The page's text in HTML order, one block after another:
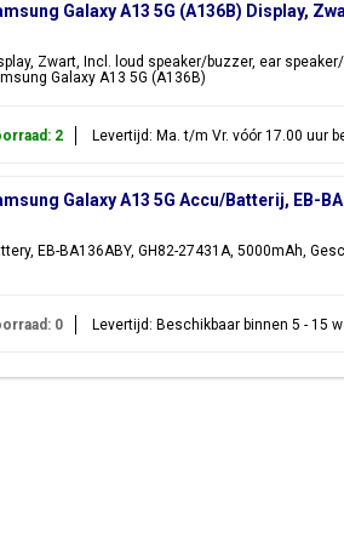
Galaxy A13 5G (A136B) Display,
Zwart, Incl. loud speaker/buzzer, ear
Galaxy A13 5G (A136B)
2 Levertijd: Ma. t/m Vr. vóór 17.00 uur
Galaxy A13 5G Accu/Batterij, EB-
EB-BA136ABY, GH82-27431A, 5000mAh,
0 Levertijd: Beschikbaar binnen 5 - 15